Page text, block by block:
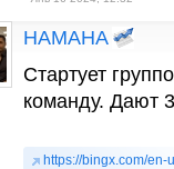
HAMAHA
Стартует
команду. Дают
https://bingx.com/